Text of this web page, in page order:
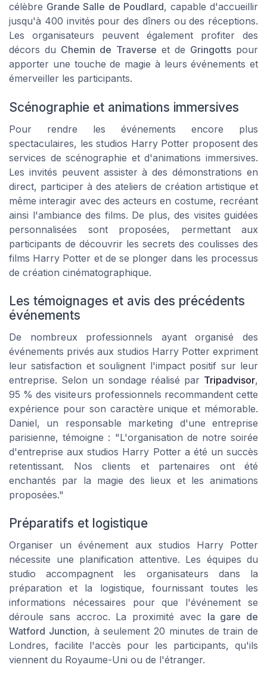
célèbre Grande Salle de Poudlard, capable d'accueillir
jusqu'à 400 invités pour des dîners ou des réceptions.
Les organisateurs peuvent également profiter des
décors du Chemin de Traverse et de Gringottspour
apporter une touche de magie à leurs événements et
émerveiller les participants.
Scénographie et animations immersives
Pour rendre les événements encore plus
spectaculaires, les studios Harry Potter proposent des
services de scénographie et d'animations immersives.
Les invités peuvent assister à des démonstrations en
direct, participer à des ateliers de création artistique et
même interagir avec des acteurs en costume, recréant
ainsi l'ambiance des films. De plus, des visites guidées
personnalisées sont proposées, permettant aux
participants de découvrir les secrets des coulisses des
films Harry Potter et de se plonger dans les processus
de création cinématographique.
Les témoignages et avis des précédents
événements
De nombreux professionnels ayant organisé des
événements privés aux studios Harry Potter expriment
leur satisfaction et soulignent l'impact positif sur leur
entreprise. Selon un sondage réalisé par Tripadvisor,
95 % des visiteurs professionnels recommandent cette
expérience pour son caractère unique et mémorable.
Daniel, un responsable marketing d'une entreprise
parisienne, témoigne : "L'organisation de notre soirée
d'entreprise aux studios Harry Potter a été un succès
retentissant. Nos clients et partenaires ont été
enchantés par la magie des lieux et les animations
proposées."
Préparatifs et logistique
Organiser un événement aux studios Harry Potter
nécessite une planification attentive. Les équipes du
studio accompagnent les organisateurs dans la
préparation et la logistique, fournissant toutes les
informations nécessaires pour que l'événement se
déroule sans accroc. La proximité avec la gare de
Watford Junction, à seulement 20 minutes de train de
Londres, facilite l'accès pour les participants, qu'ils
viennent du Royaume-Uni ou de l'étranger.